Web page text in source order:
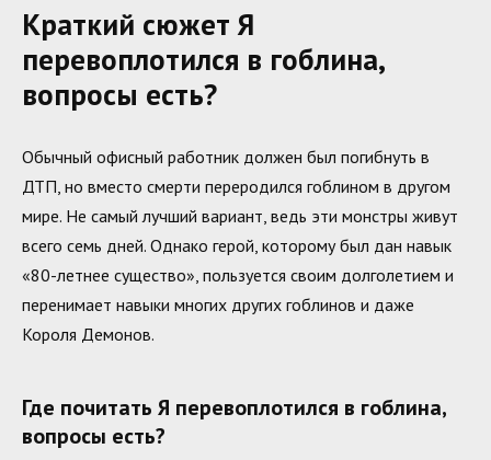
Краткий сюжет Я
перевоплотился в гоблина,
вопросы есть?
Обычный офисный работник должен был погибнуть в
ДТП, но вместо смерти переродился гоблином в другом
мире. Не самый лучший вариант, ведь эти монстры живут
всего семь дней. Однако герой, которому был дан навык
«80-летнее существо», пользуется своим долголетием и
перенимает навыки многих других гоблинов и даже
Короля Демонов.
Где почитать Я перевоплотился в гоблина,
вопросы есть?